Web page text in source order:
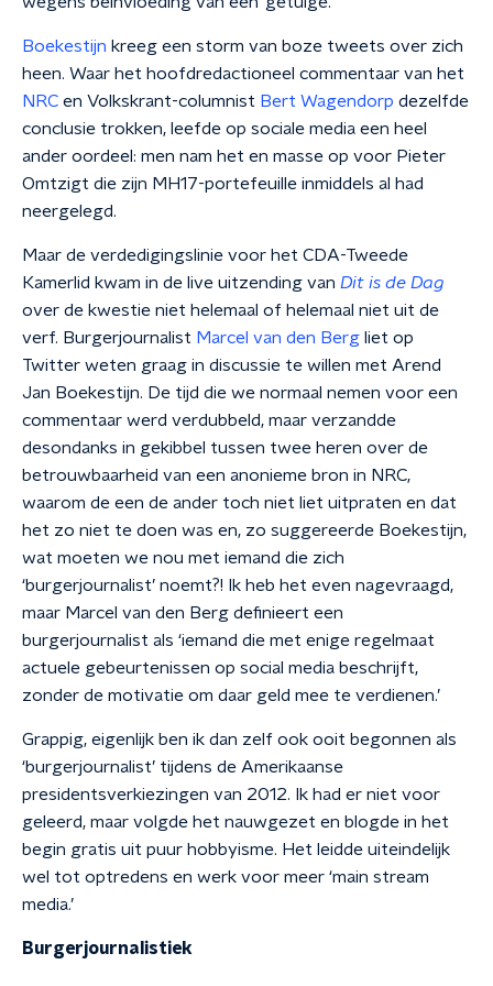
Boekestijn kreeg een storm van boze tweets over zich
heen. Waar het hoofdredactioneel commentaar van het
NRC en Volkskrant-columnist Bert Wagendorp dezelfde
conclusie trokken, leefde op sociale media een heel
ander oordeel: men nam het en masse op voor Pieter
Omtzigt die zijn MH17-portefeuille inmiddels al had
neergelegd.
Maar de verdedigingslinie voor het CDA-Tweede
Kamerlid kwam in de live uitzending van Dit is de Dag
over de kwestie niet helemaal of helemaal niet uit de
verf. Burgerjournalist Marcel van den Berg liet op
Twitter weten graag in discussie te willen met Arend
Jan Boekestijn. De tijd die we normaal nemen voor een
commentaar werd verdubbeld, maar verzandde
desondanks in gekibbel tussen twee heren over de
betrouwbaarheid van een anonieme bron in NRC,
waarom de een de ander toch niet liet uitpraten en dat
het zo niet te doen was en, zo suggereerde Boekestijn,
wat moeten we nou met iemand die zich
‘burgerjournalist’ noemt?! Ik heb het even nagevraagd,
maar Marcel van den Berg definieert een
burgerjournalist als ‘iemand die met enige regelmaat
actuele gebeurtenissen op social media beschrijft,
zonder de motivatie om daar geld mee te verdienen.’
Grappig, eigenlijk ben ik dan zelf ook ooit begonnen als
‘burgerjournalist’ tijdens de Amerikaanse
presidentsverkiezingen van 2012. Ik had er niet voor
geleerd, maar volgde het nauwgezet en blogde in het
begin gratis uit puur hobbyisme. Het leidde uiteindelijk
wel tot optredens en werk voor meer ‘main stream
media.’
Burgerjournalistiek